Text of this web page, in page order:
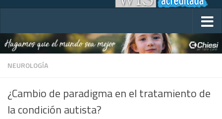
NEUROLOGÍA
¿Cambio de paradigma en el tratamiento de
la condición autista?